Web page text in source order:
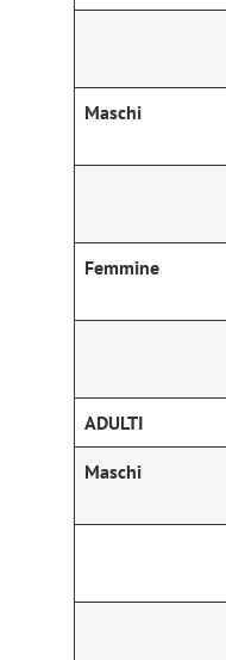
Maschi
Femmine
ADULTI
Maschi